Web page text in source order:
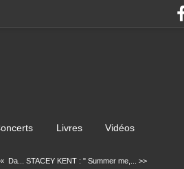
Livres Vidéos
Da... STACEY KENT : " Summer me,... >>